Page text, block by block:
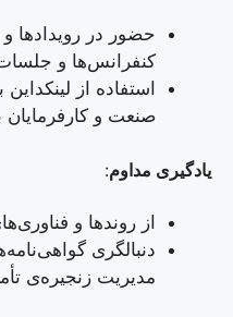
حضور در رویدادها
کنفرانس‌ها و
استفاده از
صنعت و کارفرمایان
یادگیری مداوم:
از روند‌ها و
دنبالگری
مدیریت زنجیره‌ی